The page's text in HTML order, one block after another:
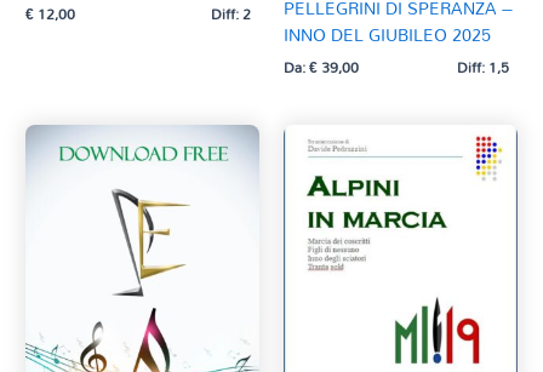
TRASCRIZIONI
€12,00 Diff: 2
PELLEGRINI DI SPERANZA –
INNO DEL GIUBILEO 2025
Da:€39,00 Diff: 1,5